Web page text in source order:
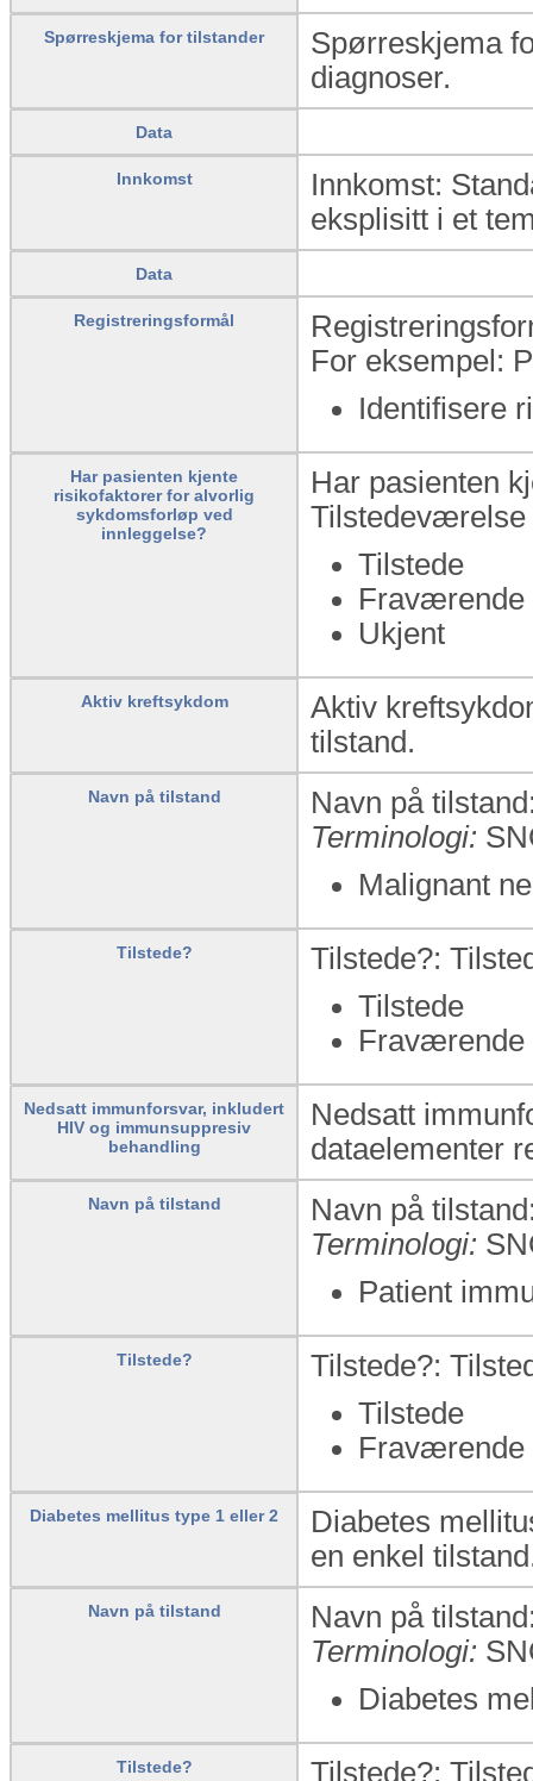
Spørreskjema for tilstander
Spørreskjema
diagnoser.
Data
Innkomst
Innkomst:
eksplisitt i et
Data
Registreringsformål
For eksempel:
Identifisere
Har pasienten kjente
risikofaktorer for alvorlig
sykdomsforløp ved
innleggelse?
Har pasienten
Tilstedeværelse
Tilstede
Fraværende
Ukjent
Aktiv kreftsykdom
Aktiv
tilstand.
Navn på tilstand
Navn på
Terminologi:
Malignant
Tilstede?
Tilstede?:
Tilstede
Fraværende
Nedsatt immunforsvar, inkludert
HIV og immunsuppresiv
behandling
Nedsatt
dataelementer
Navn på tilstand
Navn på
Terminologi:
Patient
Tilstede?
Tilstede?:
Tilstede
Fraværende
Diabetes mellitus type 1 eller 2
Diabetes
en enkel
Navn på tilstand
Navn på
Terminologi:
Diabetes
Tilstede? Tilstede?: